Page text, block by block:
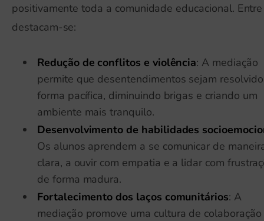
positivamente toda a comunidade educacional.
destacam-se:
Redução de conflitos e violência: A mediação
permite que desentendimentos sejam
forma pacífica, diminuindo brigas e criando um
ambiente mais tranquilo.
Desenvolvimento de habilidades
Os alunos aprendem a se comunicar de
clara, a ouvir com empatia e a lidar com
de forma madura.
Fortalecimento dos laços comunitários: A
mediação promove uma cultura de colaboração